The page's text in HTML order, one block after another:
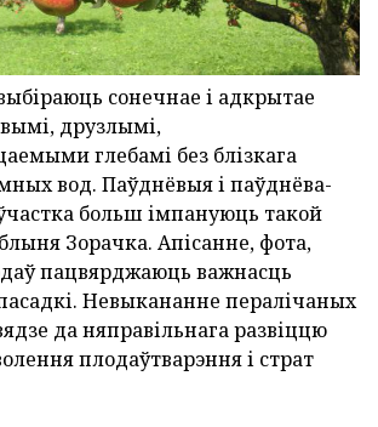
сонечнае і адкрытае
друзлымі,
глебамі без блізкага
вод. Паўднёвыя і паўднёва-
больш імпануюць такой
Зорачка. Апісанне, фота,
пацвярджаюць важнасць
Невыкананне пералічаных
да няправільнага развіццю
плодаўтварэння і страт